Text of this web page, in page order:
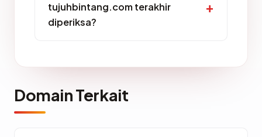
tujuhbintang.com terakhir
diperiksa?
Domain Terkait